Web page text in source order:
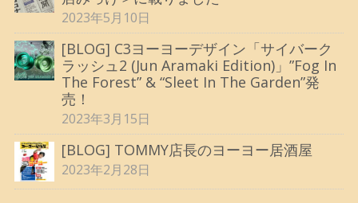
2023年5月10日
[BLOG] C3ヨーヨーデザイン「サイバーク
ラッシュ2 (Jun Aramaki Edition)」”Fog In
The Forest” & “Sleet In The Garden”発
売！
2023年3月15日
[BLOG] TOMMY店長のヨーヨー居酒屋
2023年2月28日